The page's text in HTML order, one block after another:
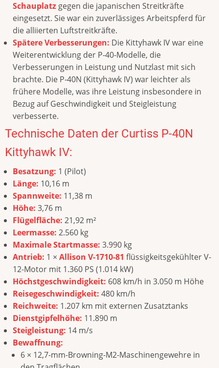
Schauplatz gegen die japanischen Streitkräfte
eingesetzt. Sie war ein zuverlässiges Arbeitspferd für
die alliierten Luftstreitkräfte.
Spätere Verbesserungen: Die Kittyhawk IV war eine
Weiterentwicklung der P-40-Modelle, die
Verbesserungen in Leistung und Nutzlast mit sich
brachte. Die P-40N (Kittyhawk IV) war leichter als
frühere Modelle, was ihre Leistung insbesondere in
Bezug auf Geschwindigkeit und Steigleistung
verbesserte.
Technische Daten der Curtiss P-40N
Kittyhawk IV:
Besatzung: 1 (Pilot)
Länge: 10,16 m
Spannweite: 11,38 m
Höhe: 3,76 m
Flügelfläche: 21,92 m²
Leermasse: 2.560 kg
Maximale Startmasse: 3.990 kg
Antrieb: 1 × Allison V-1710-81 flüssigkeitsgekühlter V-
12-Motor mit 1.360 PS (1.014 kW)
Höchstgeschwindigkeit: 608 km/h in 3.050 m Höhe
Reisegeschwindigkeit: 480 km/h
Reichweite: 1.207 km mit externen Zusatztanks
Dienstgipfelhöhe: 11.890 m
Steigleistung: 14 m/s
Bewaffnung:
6 × 12,7-mm-Browning-M2-Maschinengewehre in